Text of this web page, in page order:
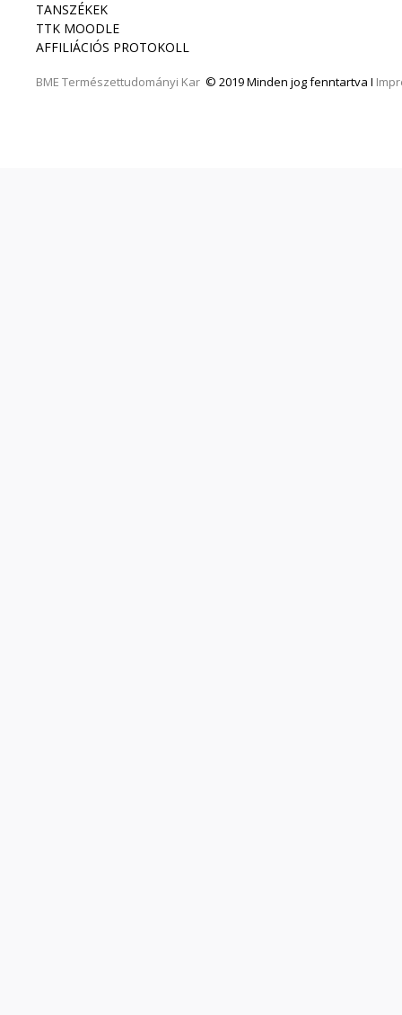
TANSZÉKEK
TTK MOODLE
AFFILIÁCIÓS PROTOKOLL
BME Természettudományi Kar © 2019 Minden jog fenntartva I